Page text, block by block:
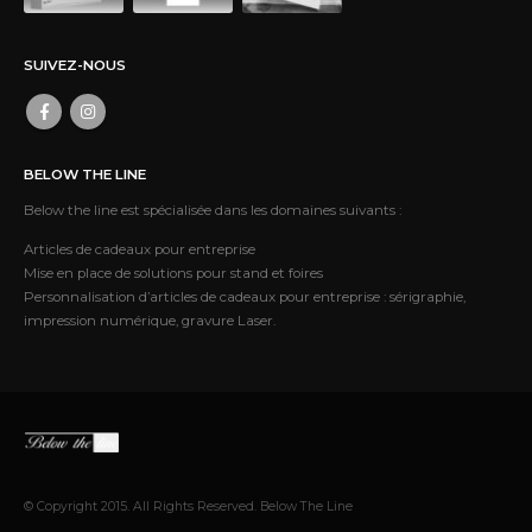
SUIVEZ-NOUS
BELOW THE LINE
Below the line est spécialisée dans les domaines suivants :
Articles de cadeaux pour entreprise
Mise en place de solutions pour stand et foires
Personnalisation d’articles de cadeaux pour entreprise : sérigraphie,
impression numérique, gravure Laser.
© Copyright 2015. All Rights Reserved. Below The Line